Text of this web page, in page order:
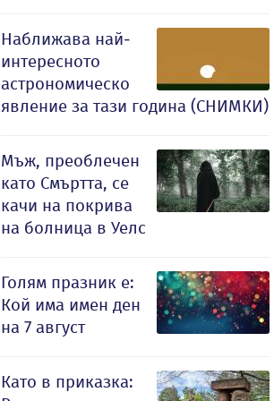
Наближава най-
интересното
астрономическо
явление за тази година (СНИМКИ)
Мъж, преоблечен
като Смъртта, се
качи на покрива
на болница в Уелс
Голям празник е:
Кой има имен ден
на 7 август
Като в приказка: